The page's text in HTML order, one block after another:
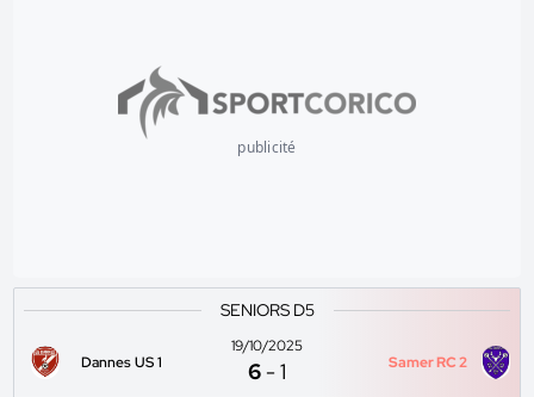
publicité
SENIORS D5
Dannes US 1
19/10/2025
6 -1 Samer RC 2